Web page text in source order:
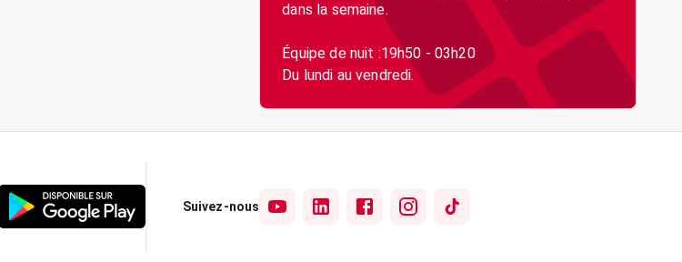
dans la semaine.
Équipe de nuit :19h50 - 03h20
Du lundi au vendredi.
Suivez-nous